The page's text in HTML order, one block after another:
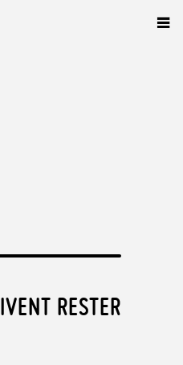
RESTER